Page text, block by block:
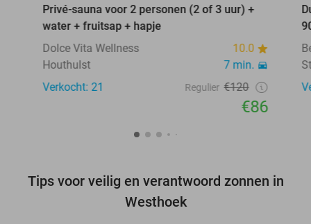
Privé-sauna voor 2 personen (2 of 3 uur) +
water + fruitsap + hapje
Dolce Vita Wellness
10.0
Houthulst
7 min.
Verkocht: 21
Regulier €120
€86
Tips voor veilig en verantwoord zonnen in
Westhoek